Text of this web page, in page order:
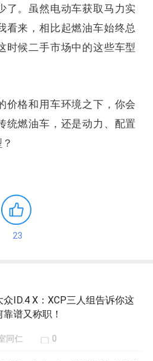
了。虽然电动车获取马力实
看来，相比起燃油车始终总
时候二手市场中的这些车型
价格和用车环境之下，你会
统燃油车，还是动力、配置
23
众ID.4 X：XCP三人组告诉你这
谱又称职！
同仁 0